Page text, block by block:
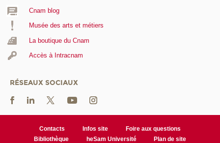
Cnam blog
Musée des arts et métiers
La boutique du Cnam
Accès à Intracnam
RÉSEAUX SOCIAUX
Contacts Infos site
Foire aux questions
Bibliothèque
heSam Université Plan de site